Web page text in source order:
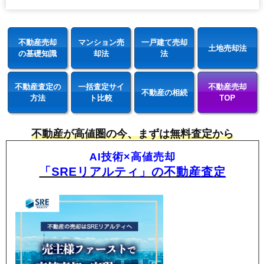
不動産売却
の基礎知識
マンション売
却法
一戸建て売却
法
土地売却法
不動産査定の
方法
一括査定サイ
ト比較
不動産の相続
不動産売却
TOP
不動産が高値圏の今、まずは無料査定から
AI技術×高値売却
「SREリアルティ」の不動産査定